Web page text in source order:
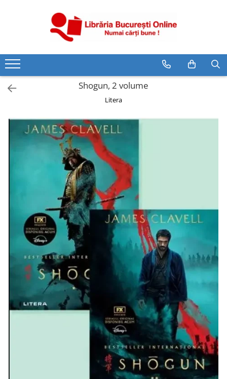
Artă și Enciclopedii
Beletristică
Business și Economie
Cărți pentru tineri
Creșterea copilului
Dezvoltare Personală
Diete și Fitness
Hobby și Divertisment
Istorie și Civilizații
Istorie și Conspirații
Manuale și Dicționare
Medicină și Sănătate
Practic. Casă și Grădina
Psihologie
Religie
Shogun, 2 volume
Litera